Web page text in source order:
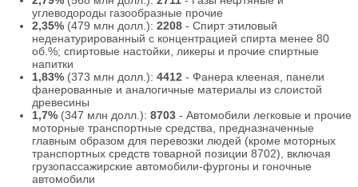
углеводороды газообразные прочие
2,35% (479 млн долл.): 2208 - Спирт этиловый
неденатурированный с концентрацией спирта менее 80
об.%; спиртовые настойки, ликеры и прочие спиртные
напитки
1,83% (373 млн долл.): 4412 - Фанера клееная, панели
фанерованные и аналогичные материалы из слоистой
древесины
1,7% (347 млн долл.): 8703 - Автомобили легковые и прочие
моторные транспортные средства, предназначенные
главным образом для перевозки людей (кроме моторных
транспортных средств товарной позиции 8702), включая
грузопассажирские автомобили-фургоны и гоночные
автомобили